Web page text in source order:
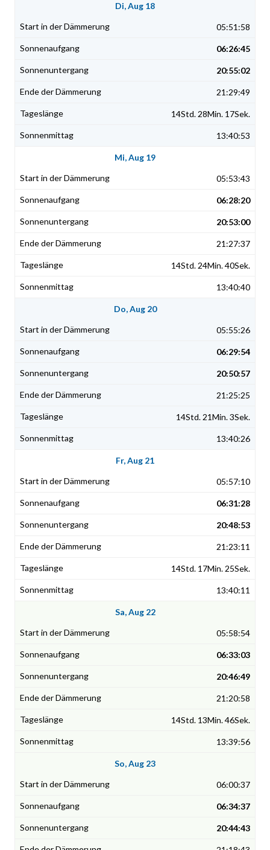
Di, Aug 18
05:51:58
06:26:45
20:55:02
21:29:49
14Std. 28Min. 17Sek.
13:40:53
Mi, Aug 19
05:53:43
06:28:20
20:53:00
21:27:37
14Std. 24Min. 40Sek.
13:40:40
Do, Aug 20
05:55:26
06:29:54
20:50:57
21:25:25
14Std. 21Min. 3Sek.
13:40:26
Fr, Aug 21
05:57:10
06:31:28
20:48:53
21:23:11
14Std. 17Min. 25Sek.
13:40:11
Sa, Aug 22
05:58:54
06:33:03
20:46:49
21:20:58
14Std. 13Min. 46Sek.
13:39:56
So, Aug 23
06:00:37
06:34:37
20:44:43